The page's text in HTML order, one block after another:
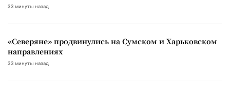
33 минуты назад
«Северяне» продвинулись на Сумском и Харьковском
направлениях
33 минуты назад